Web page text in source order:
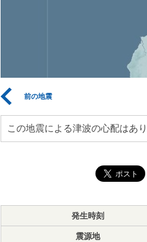
前の地震
この地震による津波の心配はあり
発生時刻
震源地